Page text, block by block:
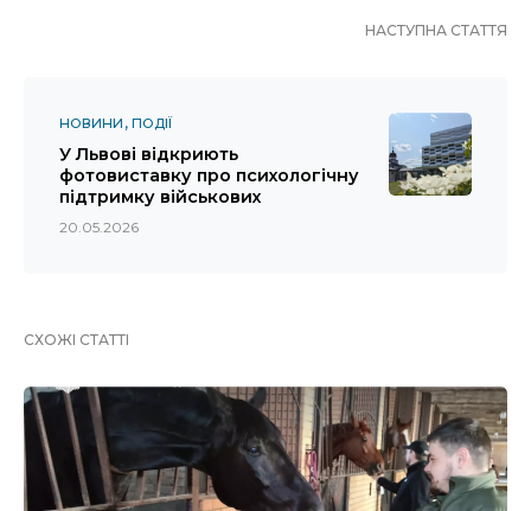
НАСТУПНА СТАТТЯ
НОВИНИ ПОДІЇ
У Львові відкриють
фотовиставку про психологічну
підтримку військових
20.05.2026
СХОЖІ СТАТТІ